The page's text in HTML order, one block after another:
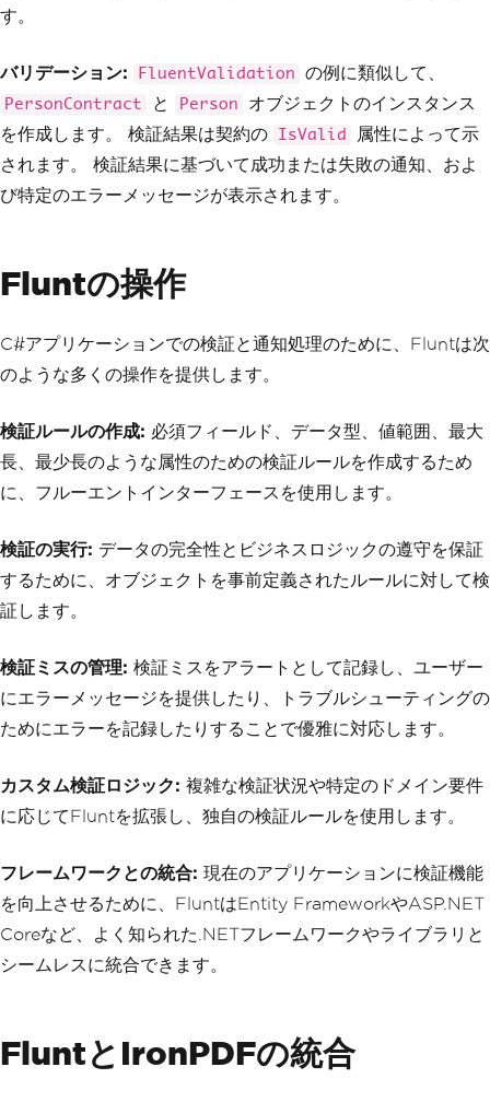
{
(
n)
{
// Ensure the correct format o
f the object
Requires ()
ameof(person.Name
d" )
0, nameof (person.Age),
"Age must be a
}
す。
バリデーション: FluentValidation の例に類似して、
PersonContract と Person
オブジェクトのインスタンス
を作成します。 検証結果は契約の
IsValid
属性によって示
されます。 検証結果に基づいて成功または失敗の通知、およ
び特定のエラーメッセージが表示されます。
Fluntの操作
C#アプリケーションでの検証と通知処理のために、Fluntは次
のような多くの操作を提供します。
検証ルールの作成: 必須フィールド、データ型、値範囲、最大
長、最少長のような属性のための検証ルールを作成するため
に、フルーエントインターフェースを使用します。
検証の実行: データの完全性とビジネスロジックの遵守を保証
するために、オブジェクトを事前定義されたルールに対して検
証します。
検証ミスの管理: 検証ミスをアラートとして記録し、ユーザー
にエラーメッセージを提供したり、トラブルシューティングの
ためにエラーを記録したりすることで優雅に対応します。
カスタム検証ロジック: 複雑な検証状況や特定のドメイン要件
に応じてFluntを拡張し、独自の検証ルールを使用します。
フレームワークとの統合: 現在のアプリケーションに検証機能
を向上させるために、FluntはEntity FrameworkやASP.NET
Coreなど、よく知られた.NETフレームワークやライブラリと
シームレスに統合できます。
FluntとIronPDFの統合